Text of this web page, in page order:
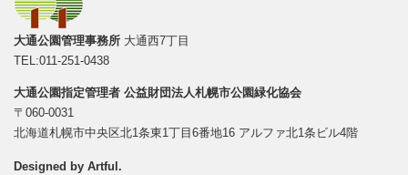
大通公園管理事務所 大通西7丁目
TEL:011-251-0438
大通公園指定管理者 公益財団法人札幌市公園緑化協会
〒060-0031
北海道札幌市中央区北1条東1丁目6番地16 アルファ北1条ビル4階
Designed by Artful .